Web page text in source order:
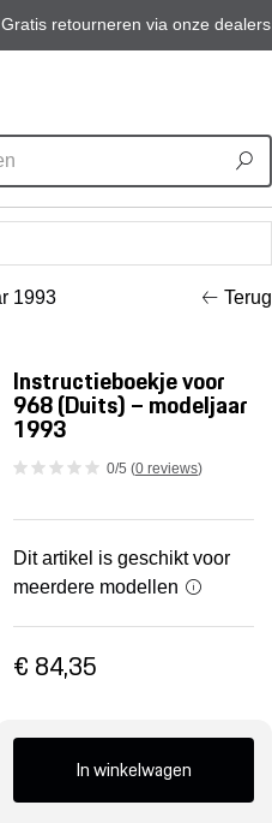
Gratis retourneren via onze dealers
1993 Terug
Instructieboekje voor
968 (Duits) – modeljaar
1993
0/5 (0 reviews)
Dit artikel is geschikt voor
meerdere modellen
€ 84,35
In winkelwagen